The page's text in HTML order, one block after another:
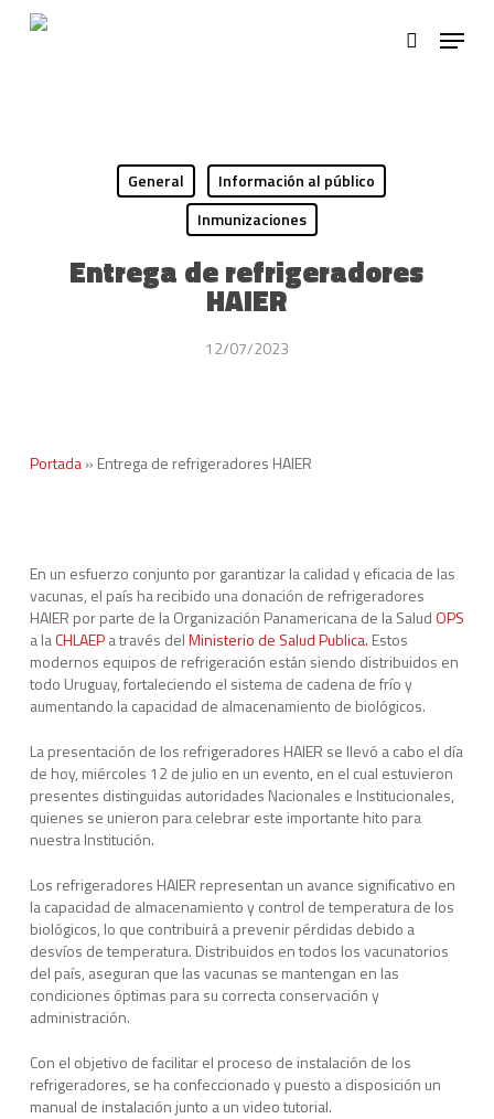
search
Menu
General
Información al público
Inmunizaciones
Entrega de refrigeradores
HAIER
12/07/2023
Portada» Entrega de refrigeradores HAIER
En un esfuerzo conjunto por garantizar la calidad y eficacia de las
vacunas, el país ha recibido una donación de refrigeradores
HAIER por parte de la Organización Panamericana de la Salud OPS
a laCHLAEPa través delMinisterio de Salud Publica. Estos
modernos equipos de refrigeración están siendo distribuidos en
todo Uruguay, fortaleciendo el sistema de cadena de frío y
aumentando la capacidad de almacenamiento de biológicos.
La presentación de los refrigeradores HAIER se llevó a cabo el día
de hoy, miércoles 12 de julio en un evento, en el cual estuvieron
presentes distinguidas autoridades Nacionales e Institucionales,
quienes se unieron para celebrar este importante hito para
nuestra Institución.
Los refrigeradores HAIER representan un avance significativo en
la capacidad de almacenamiento y control de temperatura de los
biológicos, lo que contribuirá a prevenir pérdidas debido a
desvíos de temperatura. Distribuidos en todos los vacunatorios
del país, aseguran que las vacunas se mantengan en las
condiciones óptimas para su correcta conservación y
administración.
Con el objetivo de facilitar el proceso de instalación de los
refrigeradores, se ha confeccionado y puesto a disposición un
manual de instalación junto a un video tutorial.